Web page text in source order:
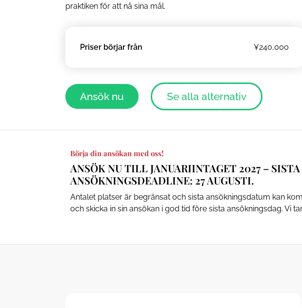
praktiken för att nå sina mål.
Priser börjar från ¥240,000
Ansök nu Se alla alternativ
Börja din ansökan med oss!
ANSÖK NU TILL JANUARIINTAGET 2027 –
ANSÖKNINGSDEADLINE: 27 AUGUSTI.
Antalet platser är begränsat och sista ansökningsdatum kan
och skicka in sin ansökan i god tid före sista ansökningsdag. Vi